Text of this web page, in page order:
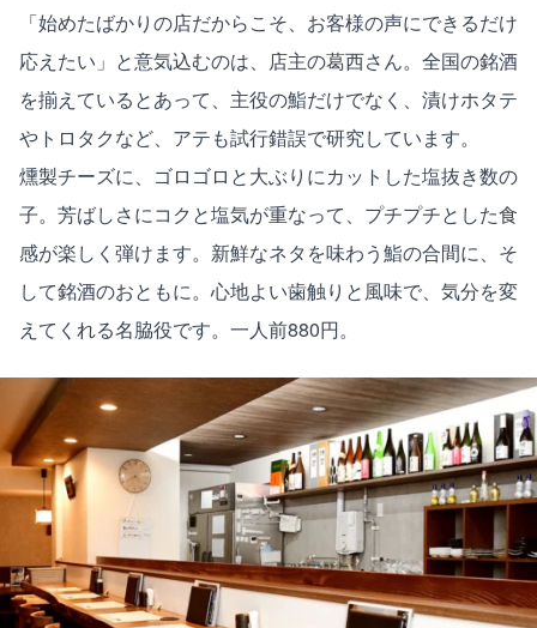
「始めたばかりの店だからこそ、お客様の声にできるだけ
応えたい」と意気込むのは、店主の葛西さん。全国の銘酒
を揃えているとあって、主役の鮨だけでなく、漬けホタテ
やトロタクなど、アテも試行錯誤で研究しています。
燻製チーズに、ゴロゴロと大ぶりにカットした塩抜き数の
子。芳ばしさにコクと塩気が重なって、プチプチとした食
感が楽しく弾けます。新鮮なネタを味わう鮨の合間に、そ
して銘酒のおともに。心地よい歯触りと風味で、気分を変
えてくれる名脇役です。一人前880円。